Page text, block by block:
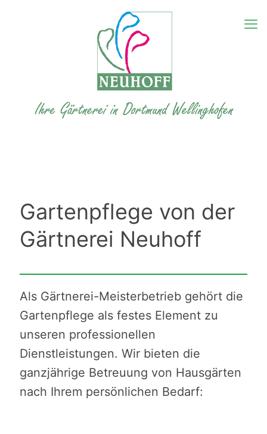
Gartenpflege von der
Gärtnerei Neuhoff
Als Gärtnerei-Meisterbetrieb gehört die
Gartenpflege als festes Element zu
unseren professionellen
Dienstleistungen. Wir bieten die
ganzjährige Betreuung von Hausgärten
nach Ihrem persönlichen Bedarf: